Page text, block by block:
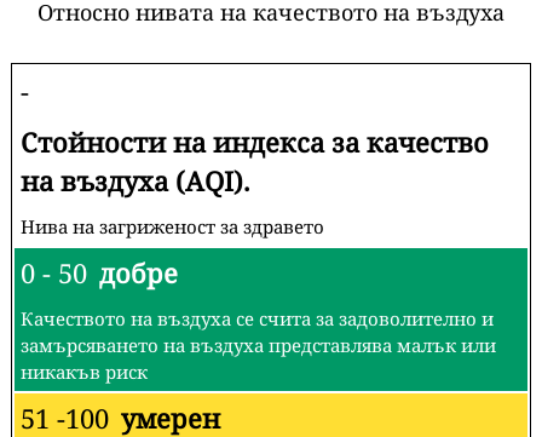
Относно нивата на качеството на въздуха
-
Стойности на индекса за качество
на въздуха (AQI).
Нива на загриженост за здравето
0 - 50 добре
Качеството на въздуха се счита за задоволително и
замърсяването на въздуха представлява малък или
никакъв риск
51 -100 умерен